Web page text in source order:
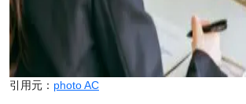
引用元： photo AC